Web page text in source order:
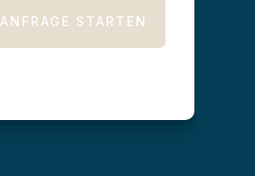
ANFRAGE STARTEN